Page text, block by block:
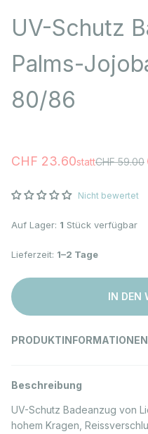
UV-Schutz
Palms-
80/86
Angebot
CHF 23.60stattRegulärer
CHF 59.00
Nicht bewertet
Auf Lager: 1 Stück verfügbar
Lieferzeit: 1–2 Tage
IN DEN
PRODUKTINFORMATIONEN
Beschreibung
UV-Schutz Badeanzug von
hohem Kragen,